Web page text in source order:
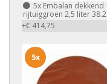
5x Embalan dekkend
rijtuiggroen 2,5 liter
+€ 414,75
5x